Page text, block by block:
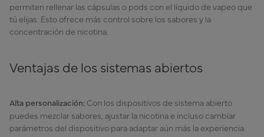
permiten rellenar las cápsulas o pods con el líquido de vapeo que
tú elijas. Esto ofrece más control sobre los sabores y la
concentración de nicotina.
Ventajas de los sistemas abiertos
Alta personalización: Con los dispositivos de sistema abierto
puedes mezclar sabores, ajustar la nicotina e incluso cambiar
parámetros del dispositivo para adaptar aún más la experiencia.